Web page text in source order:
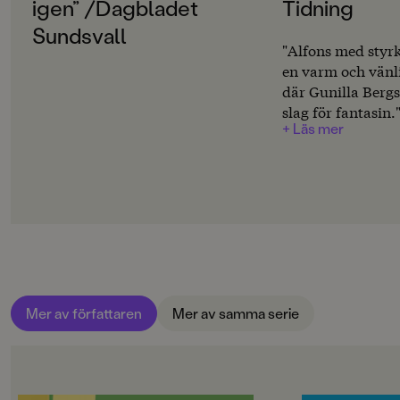
SERIE
Produktdetaljer
igen” /Dagbladet
Sundsvall
Tidning
"Alfons med
en varm och
där Gunilla
slag för fantasin."
+ Läs mer
Mer av författaren Mer av samma serie